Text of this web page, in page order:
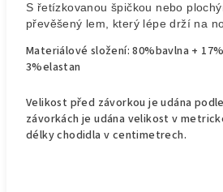
S řetízkovanou špičkou nebo
převěšený lem, který lépe drží na
Materiálové složení: 80%bavlna +
3%elastan
Velikost před závorkou je udána
závorkách je udána velikost v
délky chodidla v centimetrech.